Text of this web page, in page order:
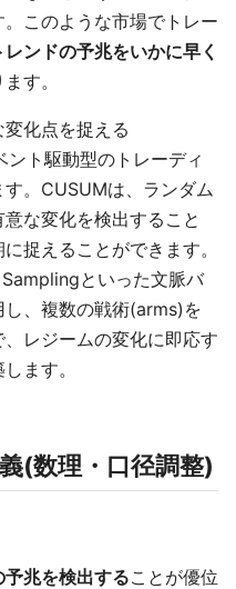
このような市場でトレー
レンドの予兆をいかに早く
す。
化点を捉える
ト駆動型のトレーディ
。CUSUMは、ランダム
な変化を検出すること
捉えることができます。
といった文脈バ
、複数の戦術(arms)を
レジームの変化に即応す
ます。
(数理・口径調整)
予兆を検出することが優位